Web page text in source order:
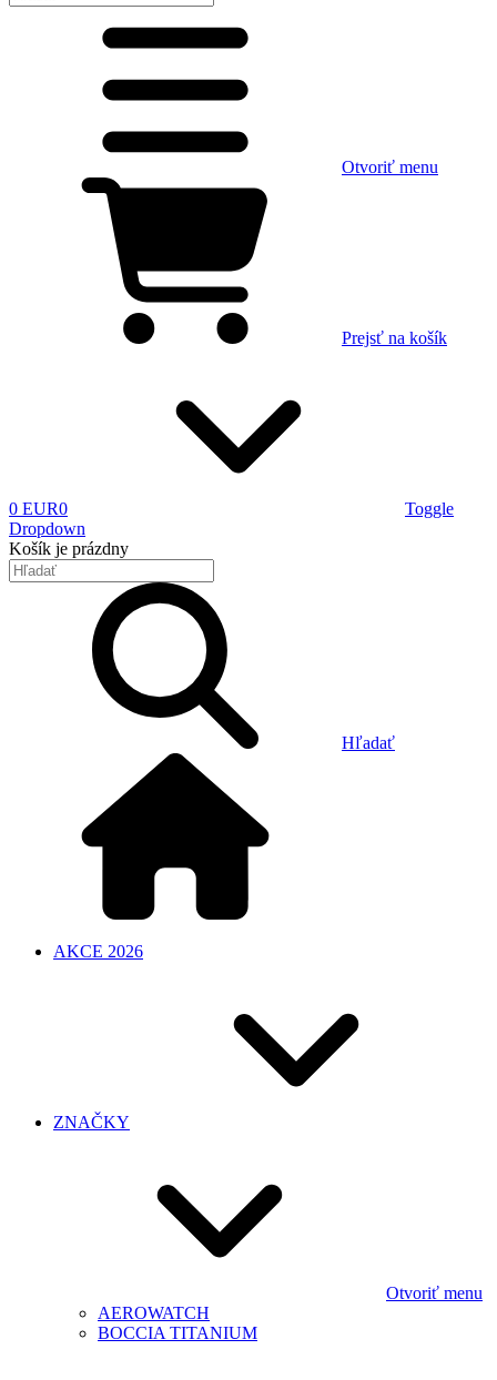
Otvoriť menu
Prejsť na košík
0 EUR0
Toggle
Dropdown
Košík je prázdny
Hľadať
AKCE 2026
ZNAČKY
Otvoriť menu
AEROWATCH
BOCCIA TITANIUM